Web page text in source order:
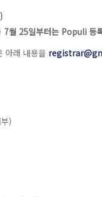
7월 25일부터는 Populi 등
래 내용을
)